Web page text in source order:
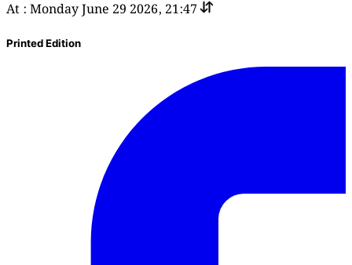
At : Monday June 29 2026, 21:47
Printed Edition